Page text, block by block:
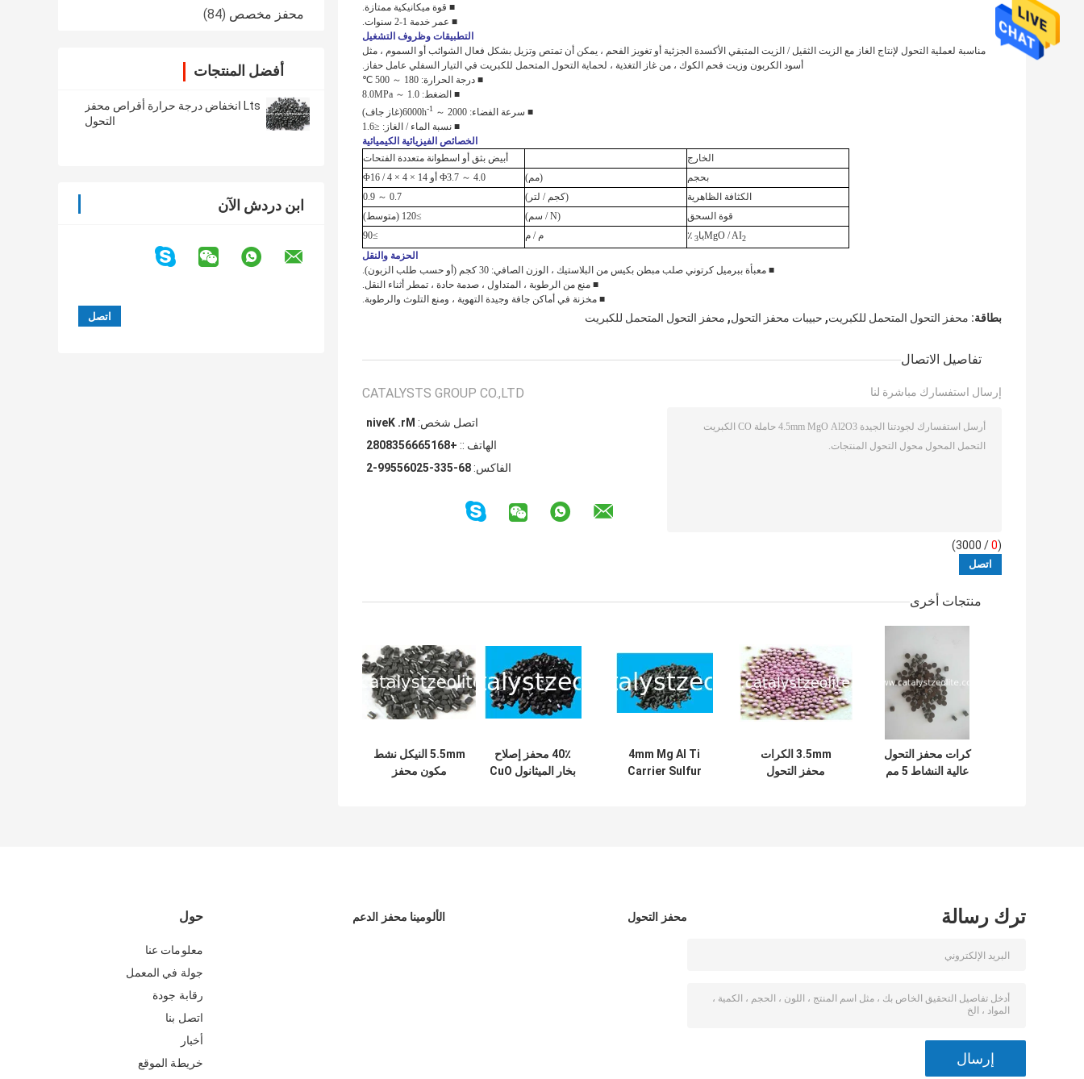
محفز مخصص (84)
أفضل المنتجات
Lts انخفاض درجة حرارة أقراص محفز
التحول
ابن دردش الآن
■ قوة ميكانيكية ممتازة.
■ عمر خدمة 1-2 سنوات.
التطبيقات وظروف التشغيل
مناسبة لعملية التحول لإنتاج الغاز مع الزيت الثقيل / الزيت المتبقي الأكسدة الجزئية أو تغويز الفحم ، يمكن أن تمتص وتزيل بشكل فعال الشوائب أو السموم ، مثل
أسود الكربون وزيت فحم الكوك ، من غاز التغذية ، لحماية التحول المتحمل للكبريت في التيار السفلي عامل حفاز.
■ درجة الحرارة: 180 ～ 500 ℃
■ الضغط: 1.0 ～ 8.0MPa
■ سرعة الفضاء: 2000 ～ 6000h
-1
(غاز جاف)
■ نسبة الماء / الغاز: ≤1.6
الخصائص الفيزيائية الكيميائية
الخارج
أبيض بثق أو اسطوانة متعددة الفتحات
بحجم
(مم)
Ф3.7 ～ 4.0 أو Φ16 / 4 × 4 × 14
الكثافة الظاهرية
(كجم / لتر)
0.7 ～ 0.9
قوة السحق
(N / سم)
≥120 (متوسط)
MgO / AI2 يا3 ٪ م / م
≥90
الحزمة والنقل
■ معبأة ببرميل كرتوني صلب مبطن بكيس من البلاستيك ، الوزن الصافي: 30 كجم (أو حسب طلب الزبون).
■ منع من الرطوبة ، المتداول ، صدمة حادة ، تمطر أثناء النقل.
■ مخزنة في أماكن جافة وجيدة التهوية ، ومنع التلوث والرطوبة.
بطاقة: محفز التحول المتحمل للكبريت, حبيبات محفز التحول, محفز التحول المتحمل للكبريت
تفاصيل الاتصال
CATALYSTS GROUP CO.,LTD
اتصل شخص: Mr. Kevin
الهاتف :: +8615666538082
الفاكس: 86-533-52065599-2
إرسال استفسارك مباشرة لنا
(
0
/ 3000)
منتجات أخرى
كرات محفز التحول
عالية النشاط 5 مم
3.5mm الكرات
محفز التحول
4mm Mg Al Ti
Carrier Sulfur
40٪ محفز إصلاح
بخار الميثانول CuO
5.5mm النيكل نشط
مكون محفز
حول
معلومات عنا
جولة في المعمل
رقابة جودة
اتصل بنا
أخبار
خريطة الموقع
الألومينا محفز الدعم محفز التحول ترك رسالة